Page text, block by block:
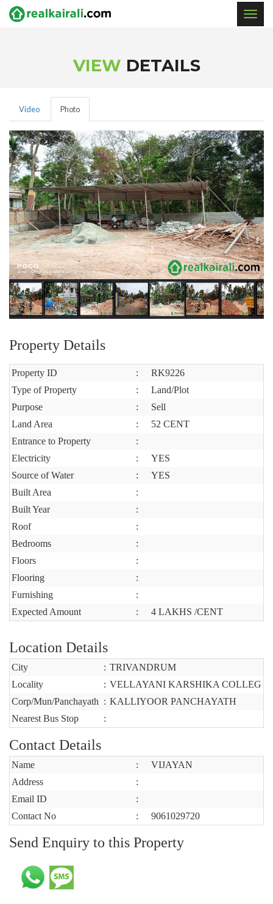
VIEW DETAILS
Video Photo
Property Details
Property ID :
RK9226
Type of Property
:
Land/Plot
Purpose
:
Sell
Land Area
:
52 CENT
Entrance to Property
:
Electricity
:
YES
Source of Water
:
YES
Built Area
:
Built Year
:
Roof
:
Bedrooms
:
Floors
:
Flooring
:
Furnishing
:
Expected Amount
: 4 LAKHS /CENT
Location Details
City : TRIVANDRUM
Locality
: VELLAYANI KARSHIKA COLLEG
Corp/Mun/Panchayath : KALLIYOOR PANCHAYATH
Nearest Bus Stop
:
Contact Details
Name :
VIJAYAN
Address
:
Email ID
:
Contact No
: 9061029720
Send Enquiry to this Property